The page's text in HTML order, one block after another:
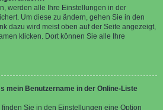
werden alle Ihre Einstellungen in der
Um diese zu ändern, gehen Sie in den
dazu wird meist oben auf der Seite angezeigt,
klicken. Dort können Sie alle Ihre
mein Benutzername in der Online-Liste
Sie in den Einstellungen eine Option